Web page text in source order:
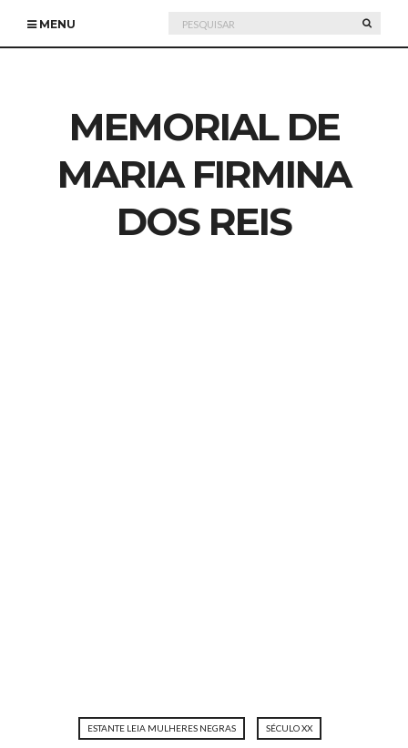
MENU
Pesquisar
por:
MEMORIAL DE
MARIA FIRMINA
DOS REIS
ESTANTE LEIA MULHERES NEGRAS SÉCULO XX